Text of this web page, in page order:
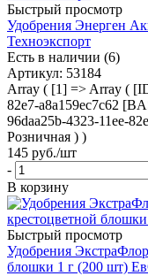
Быстрый просмотр
Удобрения Энерген
Техноэкспорт
Есть в наличии (6)
Артикул: 53184
Array ( [1] => Array (
82e7-a8a159ec7c62
96daa25b-4323-11ee-
Розничная ) )
145 руб./шт
-
В корзину
Быстрый просмотр
Удобрения
блошки 1 г (200 шт)